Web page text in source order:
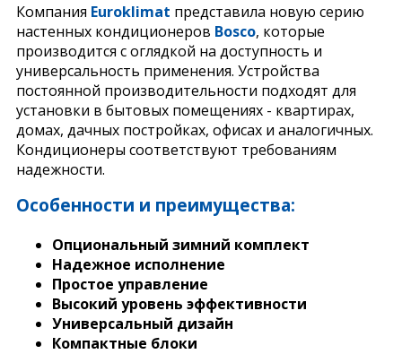
Компания Euroklimat представила новую серию
настенных кондиционеров Bosco, которые
производится с оглядкой на доступность и
универсальность применения. Устройства
постоянной производительности подходят для
установки в бытовых помещениях - квартирах,
домах, дачных постройках, офисах и аналогичных.
Кондиционеры соответствуют требованиям
надежности.
Особенности и преимущества:
Опциональный зимний комплект
Надежное исполнение
Простое управление
Высокий уровень эффективности
Универсальный дизайн
Компактные блоки